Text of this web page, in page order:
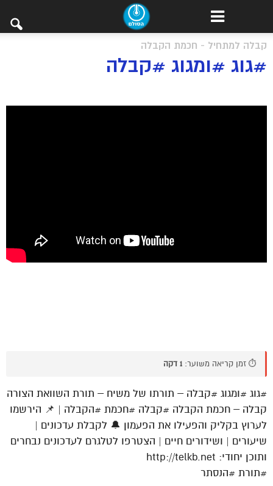
קבלה למתחיל - חכמת הקבלה
#גוג #ומגוג #קבלה
⏱️ זמן קריאה משוער: 1 דקה
#גוג #ומגוג #קבלה – תורתו של משיח – תורת השוואת הצורה
קבלה – חכמת הקבלה #קבלה #חכמת #הקבלה | 📌 הירשמו
לערוץ בקליק והפעילו את הפעמון 🔔 לקבלת עדכונים |
שיעורים | ושידורים חיים | הצטרפו לטלגרם לעדכונים נבחרים
ותוכן יחודי: http://telkb.net
#תורת #הנסתר